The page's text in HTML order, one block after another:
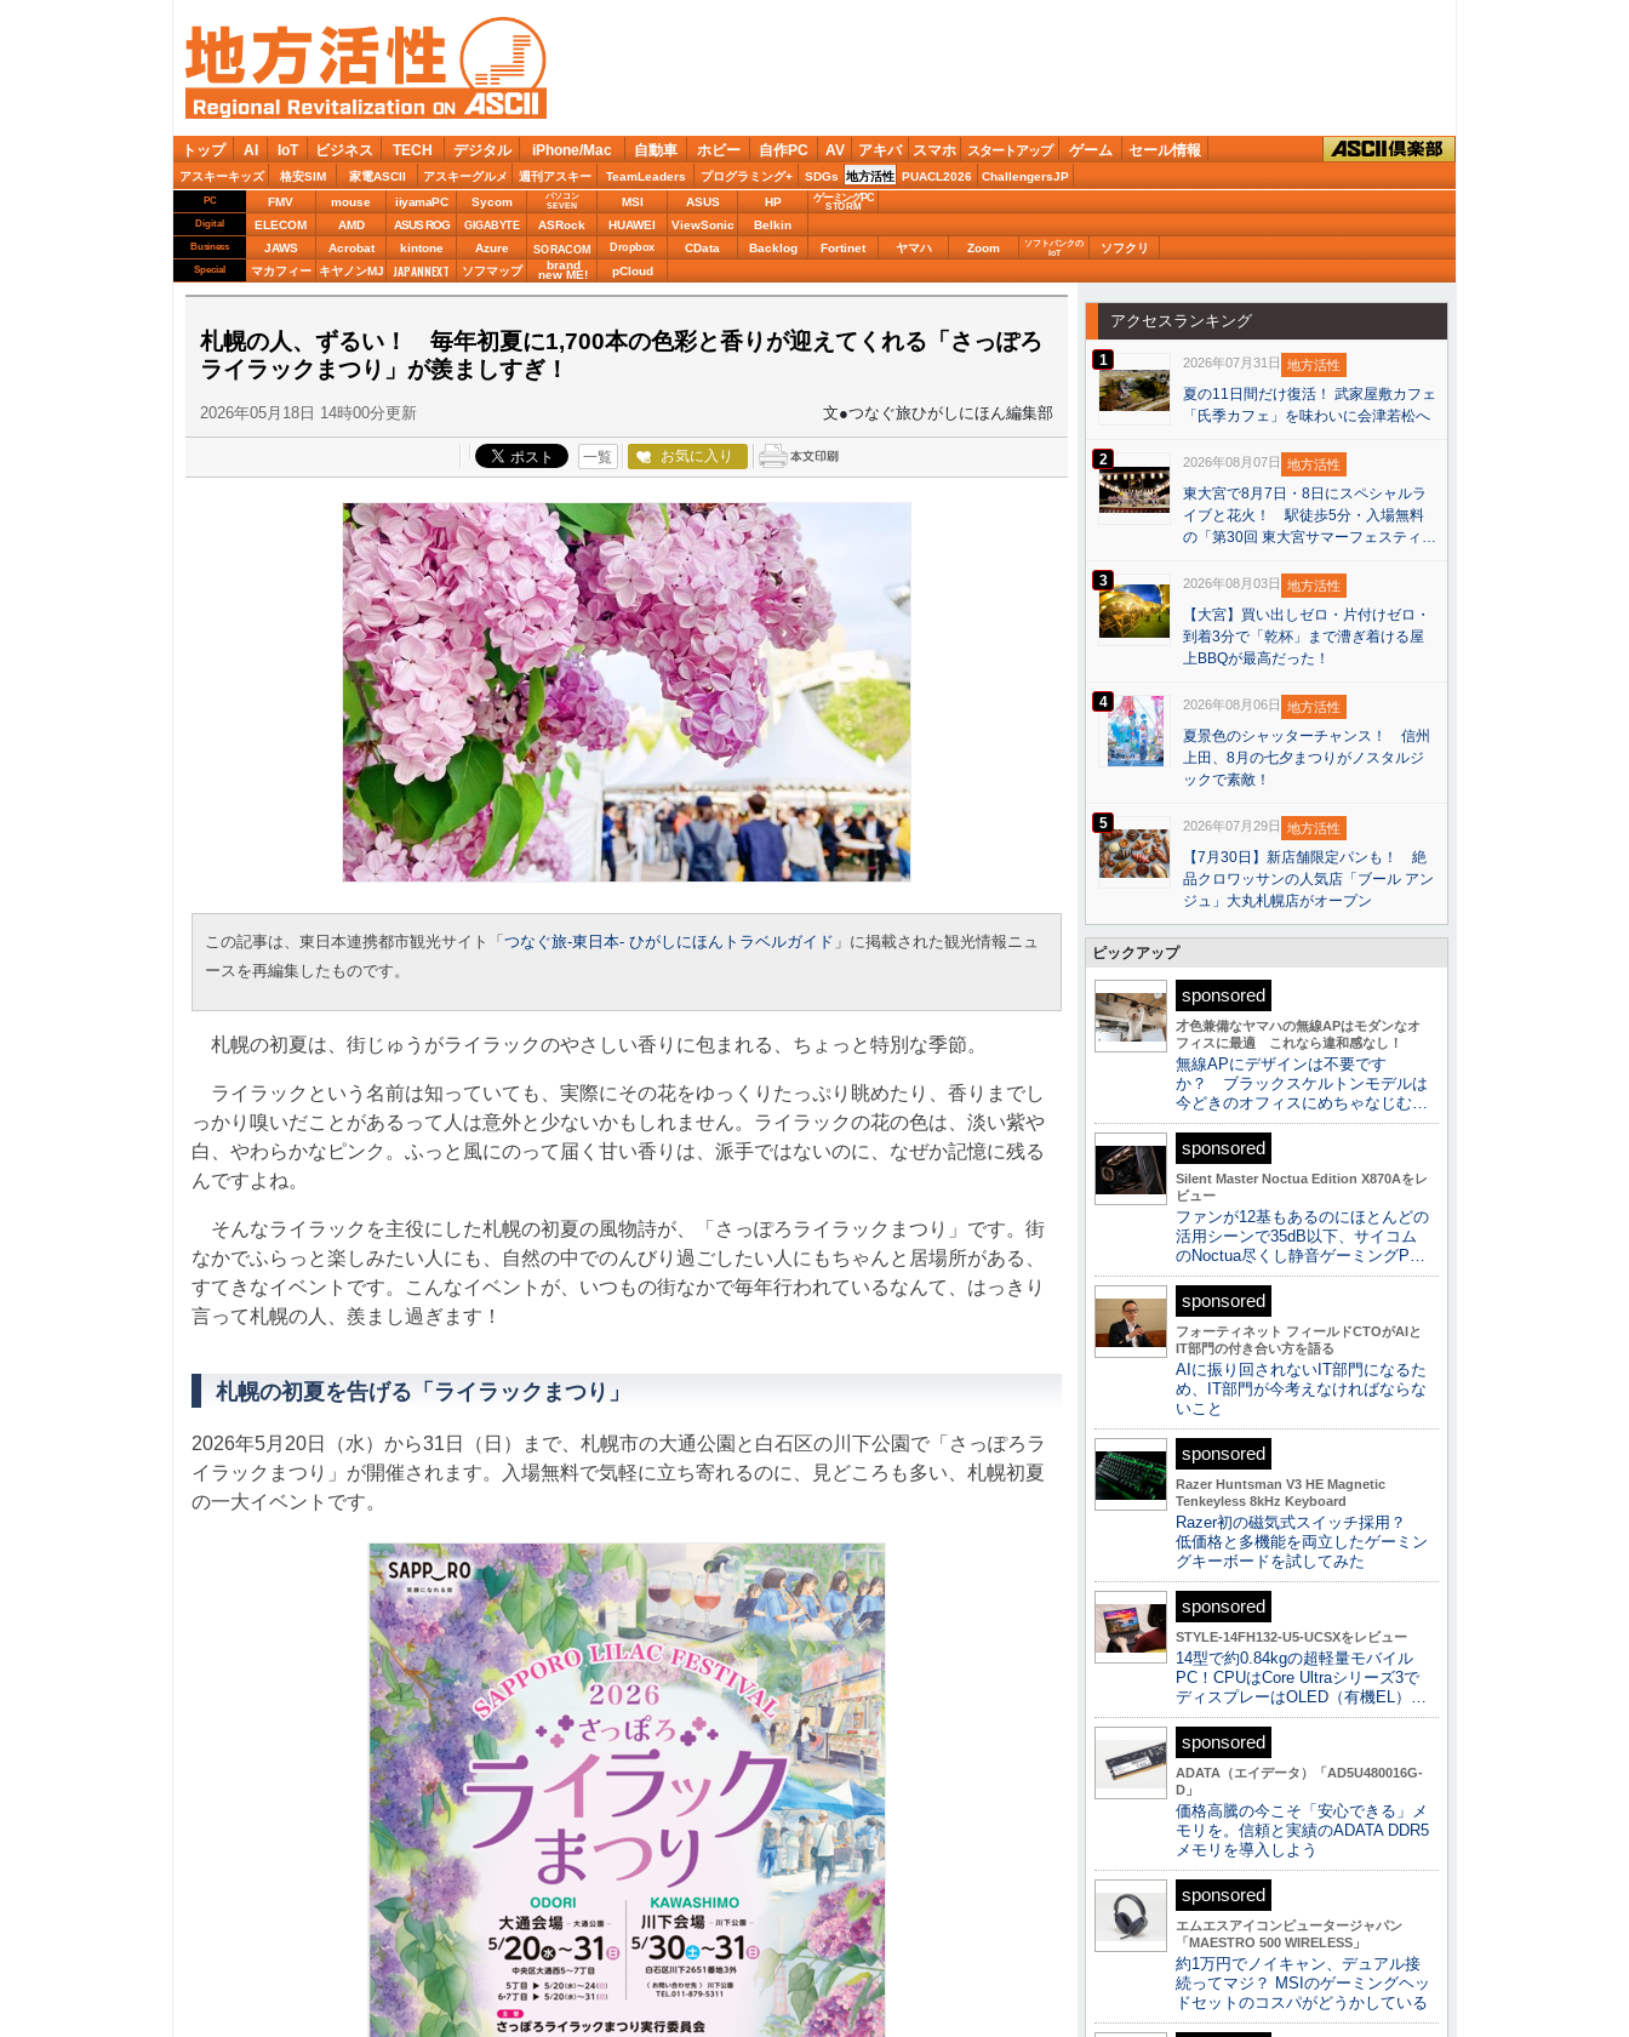
トップ AI IoT ビジネス TECH デジタル iPhone/Mac 自動車 ホビー 自作PC AV アキバ スマホ スタートアップ ゲーム セール情報
アスキーキッズ 格安SIM 家電ASCII アスキーグルメ 週刊アスキー TeamLeaders プログラミング+ SDGs 地方活性 PUACL2026 ChallengersJP
PC FMV mouse iiyamaPC Sycom
パソコン
SEVEN
MSI ASUS HP ゲーミングPC
STORM
Digital ELECOM AMD ASUS ROG GIGABYTE ASRock HUAWEI ViewSonic Belkin
Business JAWS Acrobat kintone Azure SORACOM Dropbox CData Backlog Fortinet ヤマハ Zoom
ソフトバンクの
IoT
ソフクリ
Special マカフィー キヤノンMJ JAPANNEXT ソフマップ brand
new ME! pCloud
札幌の人、ずるい！ 毎年初夏に1,700本の色彩と香りが迎えてくれる「さっぽろ
ライラックまつり」が羨ましすぎ！
2026年05月18日 14時00分更新 文●つなぐ旅ひがしにほん編集部
一覧 お気に入り
この記事は、東日本連携都市観光サイト「 つなぐ旅-東日本- ひがしにほんトラベルガイド 」に掲載された観光情報ニュ
ースを再編集したものです。
札幌の初夏は、街じゅうがライラックのやさしい香りに包まれる、ちょっと特別な季節。
ライラックという名前は知っていても、実際にその花をゆっくりたっぷり眺めたり、香りまでし
っかり嗅いだことがあるって人は意外と少ないかもしれません。ライラックの花の色は、淡い紫や
白、やわらかなピンク。ふっと風にのって届く甘い香りは、派手ではないのに、なぜか記憶に残る
んですよね。
そんなライラックを主役にした札幌の初夏の風物詩が、「さっぽろライラックまつり」です。街
なかでふらっと楽しみたい人にも、自然の中でのんびり過ごしたい人にもちゃんと居場所がある、
すてきなイベントです。
こんなイベントが、いつもの街なかで毎年行われているなんて、はっきり
言って札幌の人、羨まし過ぎます！
札幌の初夏を告げる「ライラックまつり」
2026年5月20日（水）から31日（日）まで、札幌市の大通公園と白石区の川下公園で「さっぽろラ
イラックまつり」が開催されます。入場無料で気軽に立ち寄れるのに、見どころも多い、札幌初夏
の一大イベントです。
アクセスランキング
1 2026年07月31日 地方活性
夏の11日間だけ復活！ 武家屋敷カフェ
「氏季カフェ」を味わいに会津若松へ
2 2026年08月07日 地方活性
東大宮で8月7日・8日にスペシャルラ
イブと花火！ 駅徒歩5分・入場無料
の「第30回 東大宮サマーフェスティ…
3 2026年08月03日 地方活性
【大宮】買い出しゼロ・片付けゼロ・
到着3分で「乾杯」まで漕ぎ着ける屋
上BBQが最高だった！
4 2026年08月06日 地方活性
夏景色のシャッターチャンス！ 信州
上田、8月の七夕まつりがノスタルジ
ックで素敵！
5 2026年07月29日 地方活性
【7月30日】新店舗限定パンも！ 絶
品クロワッサンの人気店「ブール アン
ジュ」大丸札幌店がオープン
ピックアップ
sponsored
才色兼備なヤマハの無線APはモダンなオ
フィスに最適 これなら違和感なし！
無線APにデザインは不要です
か？ ブラックスケルトンモデルは
今どきのオフィスにめちゃなじむ…
sponsored
Silent Master Noctua Edition X870Aをレ
ビュー
ファンが12基もあるのにほとんどの
活用シーンで35dB以下、サイコム
のNoctua尽くし静音ゲーミングP…
sponsored
フォーティネット フィールドCTOがAIと
IT部門の付き合い方を語る
AIに振り回されないIT部門になるた
め、IT部門が今考えなければならな
いこと
sponsored
Razer Huntsman V3 HE Magnetic
Tenkeyless 8kHz Keyboard
Razer初の磁気式スイッチ採用？
低価格と多機能を両立したゲーミン
グキーボードを試してみた
sponsored
STYLE-14FH132-U5-UCSXをレビュー
14型で約0.84kgの超軽量モバイル
PC！CPUはCore Ultraシリーズ3で
ディスプレーはOLED（有機EL）…
sponsored
ADATA（エイデータ）「AD5U480016G-
D」
価格高騰の今こそ「安心できる」メ
モリを。信頼と実績のADATA DDR5
メモリを導入しよう
sponsored
エムエスアイコンピュータージャパン
「MAESTRO 500 WIRELESS」
約1万円でノイキャン、デュアル接
続ってマジ？ MSIのゲーミングヘッ
ドセットのコスパがどうかしている